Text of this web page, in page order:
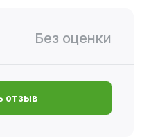
Без оценки
отзыв